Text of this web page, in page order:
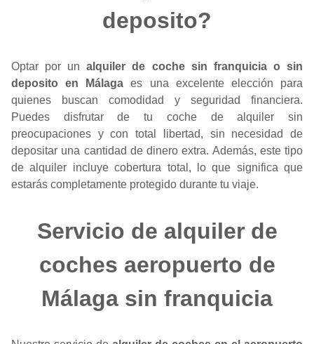
deposito?
Optar por unalquiler de coche sin franquicia o sin
deposito en Málaga es una excelente elección para
quienes buscan comodidad y seguridad financiera.
Puedes disfrutar de tu coche de alquiler sin
preocupaciones y con total libertad, sin necesidad de
depositar una cantidad de dinero extra. Además, este tipo
de alquiler incluye cobertura total, lo que significa que
estarás completamente protegido durante tu viaje.
Servicio de alquiler de
coches aeropuerto de
Málaga sin franquicia